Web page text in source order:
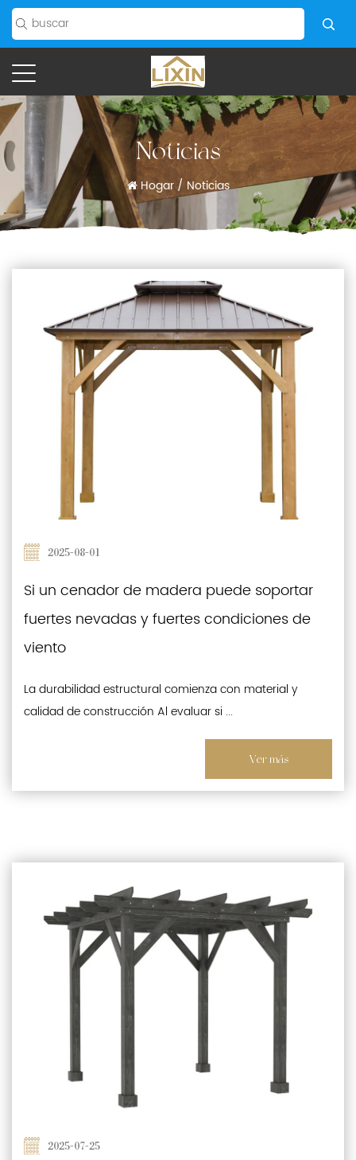
Noticias
Hogar/ Noticias
2025-08-01
Si un cenador de madera puede soportar
fuertes nevadas y fuertes condiciones de
viento
La durabilidad estructural comienza con material y
calidad de construcción Al evaluar si ...
Ver más
2025-07-25